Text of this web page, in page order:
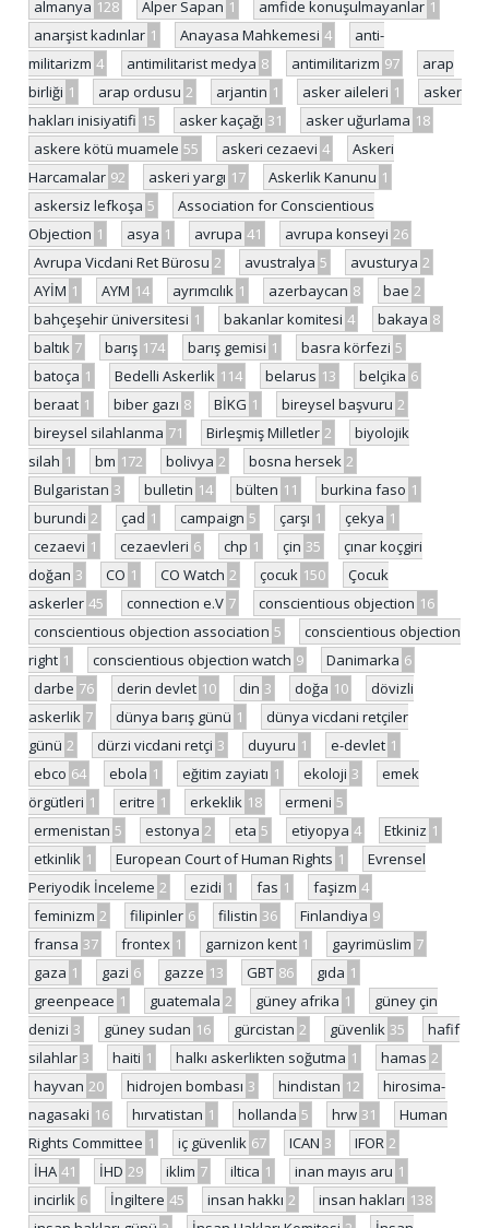
almanya 128 Alper Sapan 1 amfide konuşulmayanlar 1
anarşist kadınlar 1 Anayasa Mahkemesi 4
anti-
militarizm 4 antimilitarist medya 8 antimilitarizm 97
arap
birliği 1 arap ordusu 2 arjantin 1 asker aileleri 1
asker
hakları inisiyatifi 15 asker kaçağı 31 asker uğurlama 18
askere kötü muamele 55 askeri cezaevi 4
Askeri
Harcamalar 92 askeri yargı 17 Askerlik Kanunu 1
askersiz lefkoşa 5
Association for Conscientious
Objection 1 asya 1 avrupa 41 avrupa konseyi 26
Avrupa Vicdani Ret Bürosu 2 avustralya 5 avusturya 2
AYİM 1 AYM 14 ayrımcılık 1 azerbaycan 8 bae 2
bahçeşehir üniversitesi 1 bakanlar komitesi 4 bakaya 8
baltık 7 barış 174 barış gemisi 1 basra körfezi 5
batoça 1 Bedelli Askerlik 114 belarus 13 belçika 6
beraat 1 biber gazı 8 BİKG 1 bireysel başvuru 2
bireysel silahlanma 71 Birleşmiş Milletler 2
biyolojik
silah 1 bm 172 bolivya 2 bosna hersek 2
Bulgaristan 3 bulletin 14 bülten 11 burkina faso 1
burundi 2 çad 1 campaign 5 çarşı 1 çekya 1
cezaevi 1 cezaevleri 6 chp 1 çin 35
çınar koçgiri
doğan 3 CO 1 CO Watch 2 çocuk 150
Çocuk
askerler 45 connection e.V 7 conscientious objection 16
conscientious objection association 5
conscientious objection
right 1 conscientious objection watch 9 Danimarka 6
darbe 76 derin devlet 10 din 3 doğa 10
dövizli
askerlik 7 dünya barış günü 1
dünya vicdani retçiler
günü 2 dürzi vicdani retçi 3 duyuru 1 e-devlet 1
ebco 64 ebola 1 eğitim zayiatı 1 ekoloji 3
emek
örgütleri 1 eritre 1 erkeklik 18 ermeni 5
ermenistan 5 estonya 2 eta 5 etiyopya 4 Etkiniz 1
etkinlik 1 European Court of Human Rights 1
Evrensel
Periyodik İnceleme 2 ezidi 1 fas 1 faşizm 4
feminizm 2 filipinler 6 filistin 36 Finlandiya 9
fransa 37 frontex 1 garnizon kent 1 gayrimüslim 7
gaza 1 gazi 6 gazze 13 GBT 86 gıda 1
greenpeace 1 guatemala 2 güney afrika 1
güney çin
denizi 3 güney sudan 16 gürcistan 2 güvenlik 35
hafif
silahlar 3 haiti 1 halkı askerlikten soğutma 1 hamas 2
hayvan 20 hidrojen bombası 3 hindistan 12
hirosima-
nagasaki 16 hırvatistan 1 hollanda 5 hrw 31
Human
Rights Committee 1 iç güvenlik 67 ICAN 3 IFOR 2
İHA 41 İHD 29 iklim 7 iltica 1 inan mayıs aru 1
incirlik 6 İngiltere 45 insan hakkı 2 insan hakları 138